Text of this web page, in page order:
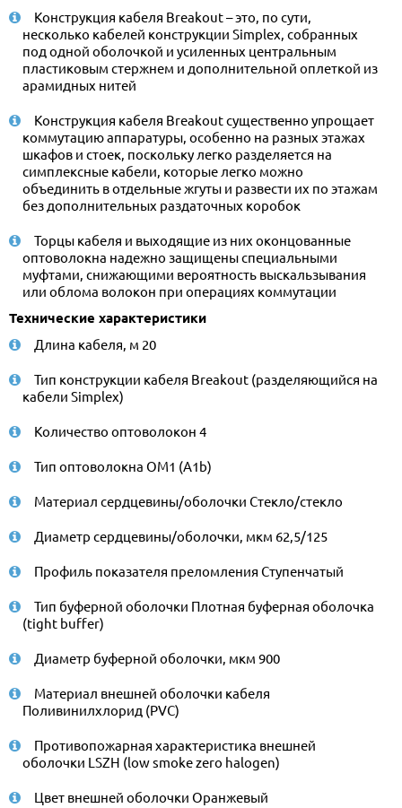
Конструкция кабеля Breakout – это, по сути,
несколько кабелей конструкции Simplex, собранных
под одной оболочкой и усиленных центральным
пластиковым стержнем и дополнительной оплеткой из
арамидных нитей
Конструкция кабеля Breakout существенно упрощает
коммутацию аппаратуры, особенно на разных этажах
шкафов и стоек, поскольку легко разделяется на
симплексные кабели, которые легко можно
объединить в отдельные жгуты и развести их по этажам
без дополнительных раздаточных коробок
Торцы кабеля и выходящие из них оконцованные
оптоволокна надежно защищены специальными
муфтами, снижающими вероятность выскальзывания
или облома волокон при операциях коммутации
Технические характеристики
Длина кабеля, м 20
Тип конструкции кабеля Breakout (разделяющийся на
кабели Simplex)
Количество оптоволокон 4
Тип оптоволокна ОМ1 (A1b)
Материал сердцевины/оболочки Стекло/стекло
Диаметр сердцевины/оболочки, мкм 62,5/125
Профиль показателя преломления Ступенчатый
Тип буферной оболочки Плотная буферная оболочка
(tight buffer)
Диаметр буферной оболочки, мкм 900
Материал внешней оболочки кабеля
Поливинилхлорид (PVC)
Противопожарная характеристика внешней
оболочки LSZH (low smoke zero halogen)
Цвет внешней оболочки Оранжевый